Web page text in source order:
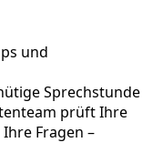
und
Sprechstunde
prüft Ihre
Fragen –